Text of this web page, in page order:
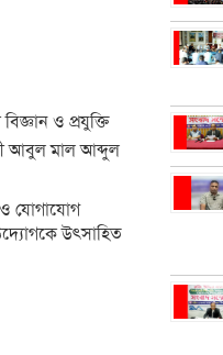
ও প্রযুক্তি
আবুল মাল আব্দুল
ও যোগাযোগ
উৎসাহিত